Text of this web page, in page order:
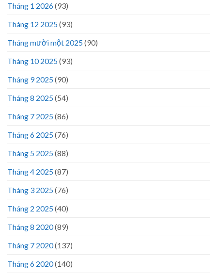
Tháng 1 2026(93)
Tháng 12 2025(93)
Tháng mười một 2025(90)
Tháng 10 2025(93)
Tháng 9 2025(90)
Tháng 8 2025(54)
Tháng 7 2025(86)
Tháng 6 2025(76)
Tháng 5 2025(88)
Tháng 4 2025(87)
Tháng 3 2025(76)
Tháng 2 2025(40)
Tháng 8 2020(89)
Tháng 7 2020(137)
Tháng 6 2020(140)